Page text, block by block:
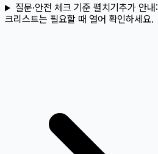
질문·안전 체크 기준 펼치기 추가 안내:
크리스트는 필요할 때 열어 확인하세요.